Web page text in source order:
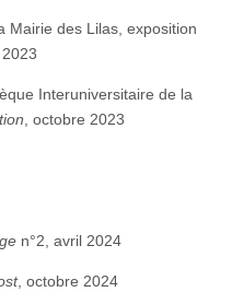
Mairie des Lilas, exposition
2023
Interuniversitaire de la
, octobre 2023
n°2, avril 2024
, octobre 2024